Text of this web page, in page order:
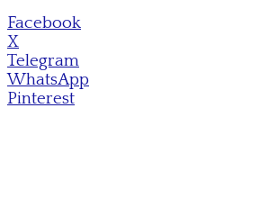
Facebook
X
Telegram
WhatsApp
Pinterest